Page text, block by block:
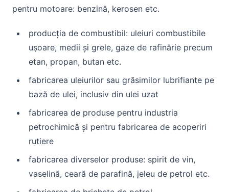
pentru motoare: benzină, kerosen etc.
producția de combustibil: uleiuri combustibile
ușoare, medii și grele, gaze de rafinărie precum
etan, propan, butan etc.
fabricarea uleiurilor sau grăsimilor lubrifiante pe
bază de ulei, inclusiv din ulei uzat
fabricarea de produse pentru industria
petrochimică și pentru fabricarea de acoperiri
rutiere
fabricarea diverselor produse: spirit de vin,
vaselină, ceară de parafină, jeleu de petrol etc.